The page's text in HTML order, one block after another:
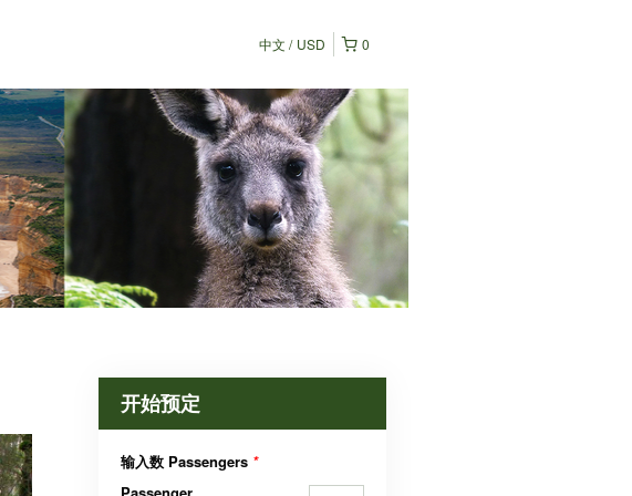
0
中文 USD
开始预定
输入数 Passengers *